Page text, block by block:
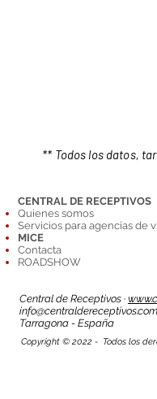
** Todos los datos,
CENTRAL DE RECEPTIVOS
Quienes somos
Servicios para agencias de
MICE
Contacta
ROADSHOW
Central de Receptivos ·
info@centraldereceptivos.com
Tarragona - España
Copyright © 2022 - Todos los